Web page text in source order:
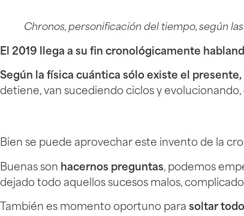
Chronos, personificación del tiempo, según
El 2019 llega a su fin cronológicamente
Según la física cuántica sólo existe el presente,
detiene, van sucediendo ciclos y
Bien se puede aprovechar este invento de la
Buenas son hacernos preguntas, podemos
dejado todo aquellos sucesos malos,
También es momento oportuno para soltar